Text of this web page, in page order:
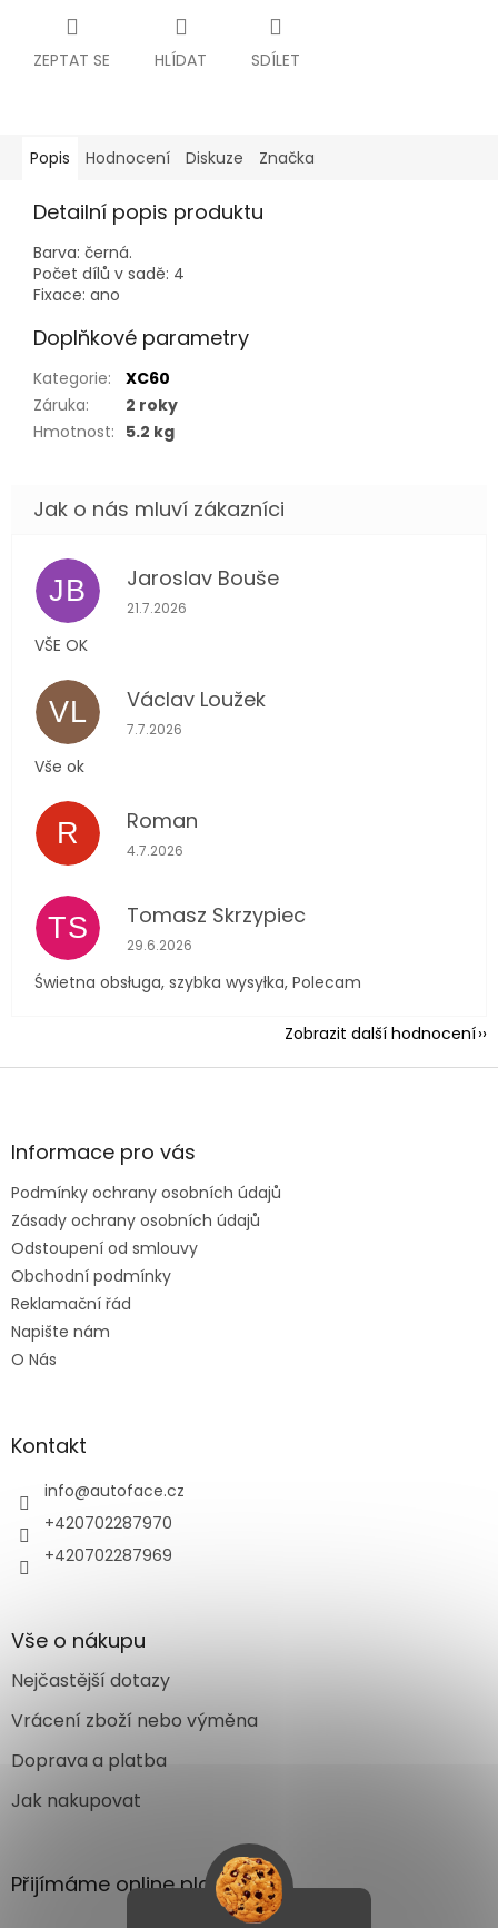
ZEPTAT SE HLÍDAT SDÍLET
Popis Hodnocení Diskuze Značka
Detailní popis produktu
Barva: černá.
Počet dílů v sadě: 4
Fixace: ano
Doplňkové parametry
Kategorie:
XC60
Záruka:
2 roky
Hmotnost: 5.2 kg
JB Jaroslav Bouše
Hodnocení obchodu je 5 z 5 hvězdiček.
21.7.2026
VŠE OK
VL Václav Loužek
Hodnocení obchodu je 5 z 5 hvězdiček.
7.7.2026
Vše ok
R Roman
Hodnocení obchodu je 5 z 5 hvězdiček.
4.7.2026
TS Tomasz Skrzypiec
Hodnocení obchodu je 5 z 5 hvězdiček.
29.6.2026
Świetna obsługa, szybka wysyłka, Polecam
Zobrazit další hodnocení
Z
aInformace pro vás
Podmínky ochrany osobních údajů
Zásady ochrany osobních údajů
Odstoupení od smlouvy
Obchodní podmínky
Reklamační řád
Napište nám
O Nás
Kontakt
info@autoface.cz
+420702287970
+420702287969
Vše o nákupu
Nejčastější dotazy
Vrácení zboží nebo výměna
Doprava a platba
Jak nakupovat
Přijímáme online platby